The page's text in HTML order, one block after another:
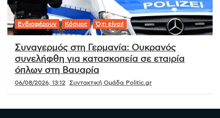
Ενδιαφέρουν Κόσμος Ό,τι είναι!
Συναγερμός στη Γερμανία: Ουκρανός
συνελήφθη για κατασκοπεία σε εταιρία
όπλων στη Βαυαρία
06/08/2026, 13:12 Συντακτική Ομάδα Politic.gr